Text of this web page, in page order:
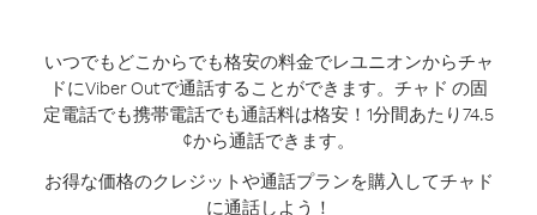
いつでもどこからでも格安の料金でレユニオンからチャ
ドにViber Outで通話することができます。 チャド の固
定電話でも携帯電話でも通話料は格安！1分間あたり74.5
¢から通話できます。
お得な価格のクレジットや通話プランを購入してチャド
に通話しよう！